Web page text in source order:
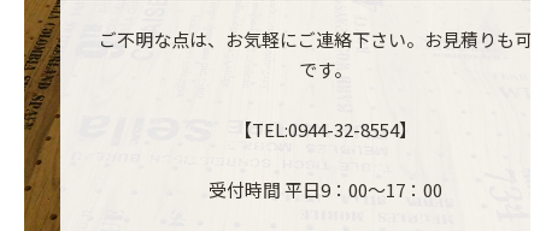
ご不明な点は、お気軽にご連絡下さい。お見積りも可
です。
【TEL:0944-32-8554】
受付時間 平日9：00～17：00